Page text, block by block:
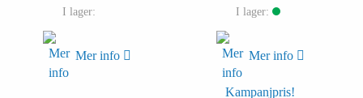
I lager:
Mer info
I lager:
Mer info
Kampanjpris!